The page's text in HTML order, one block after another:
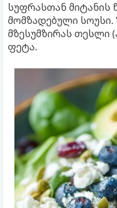
სუფრასთან მიტანის
მომზადებული
მზესუმზირას თესლი
ფეტა.